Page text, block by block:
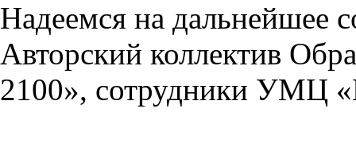
Надеемся на дальнейшее
Авторский коллектив
2100», сотрудники УМЦ